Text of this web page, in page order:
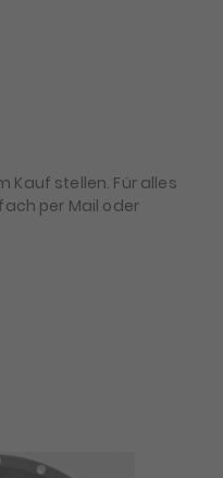
Kauf stellen. Für alles
per Mail oder